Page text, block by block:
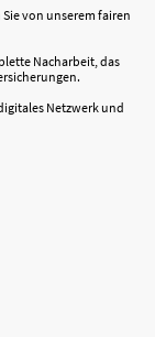
von unserem fairen
Nacharbeit, das
Netzwerk und